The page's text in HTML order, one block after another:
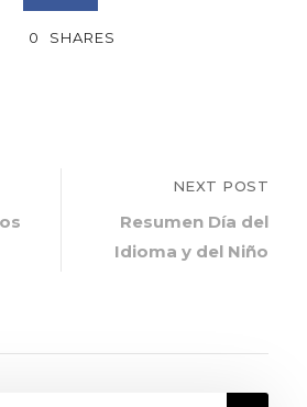
0 SHARES
NEXT POST
Resumen Día del
Idioma y del Niño